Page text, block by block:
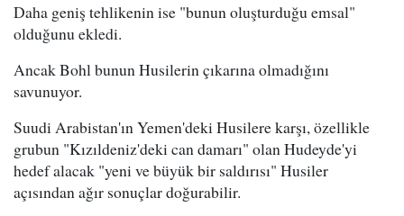
Daha geniş tehlikenin ise "bunun oluşturduğu emsal"
olduğunu ekledi.
Ancak Bohl bunun Husilerin çıkarına olmadığını
savunuyor.
Suudi Arabistan'ın Yemen'deki Husilere karşı, özellikle
grubun "Kızıldeniz'deki can damarı" olan Hudeyde'yi
hedef alacak "yeni ve büyük bir saldırısı" Husiler
açısından ağır sonuçlar doğurabilir.